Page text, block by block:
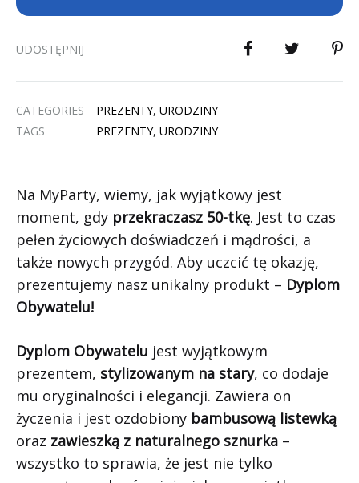
UDOSTĘPNIJ
CATEGORIES PREZENTY, URODZINY
TAGS
PREZENTY, URODZINY
Na MyParty, wiemy, jak wyjątkowy jest
moment, gdy przekraczasz 50-tkę. Jest to czas
pełen życiowych doświadczeń i mądrości, a
także nowych przygód. Aby uczcić tę okazję,
prezentujemy nasz unikalny produkt – Dyplom
Obywatelu!
Dyplom Obywatelu jest wyjątkowym
prezentem, stylizowanym na stary, co dodaje
mu oryginalności i elegancji. Zawiera on
życzenia i jest ozdobiony bambusową listewką
oraz zawieszką z naturalnego sznurka –
wszystko to sprawia, że jest nie tylko